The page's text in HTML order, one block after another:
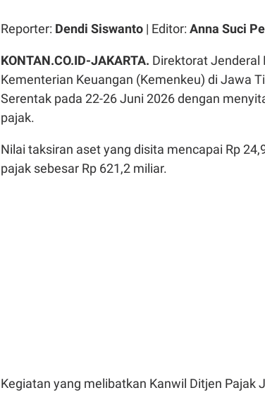
Reporter: Dendi Siswanto | Editor: Anna Suci
KONTAN.CO.ID-JAKARTA. Direktorat Jenderal
Kementerian Keuangan (Kemenkeu) di Jawa
Serentak pada 22-26 Juni 2026 dengan
pajak.
Nilai taksiran aset yang disita mencapai Rp
pajak sebesar Rp 621,2 miliar.
Kegiatan yang melibatkan Kanwil Ditjen Pajak